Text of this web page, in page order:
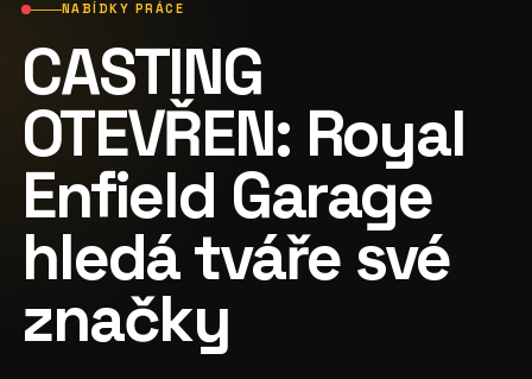
NABÍDKY PRÁCE
CASTING
OTEVŘEN: Royal
Enfield Garage
hledá tváře své
značky